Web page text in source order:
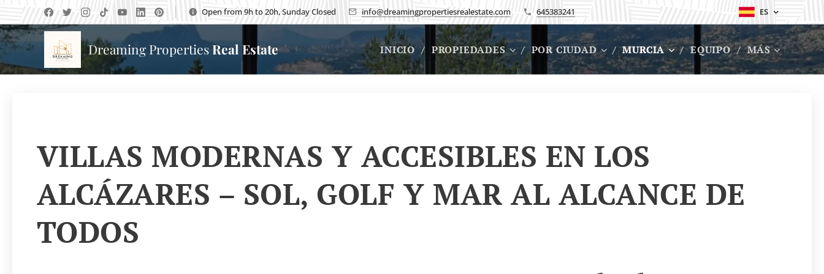
Open from 9h to 20h, Sunday Closed info@dreamingpropertiesrealestate.com 645383241 ES
Dreaming PropertiesReal Estate INICIO PROPIEDADES POR CIUDAD MURCIA EQUIPO MÁS
VILLAS MODERNAS Y ACCESIBLES EN LOS
ALCÁZARES – SOL, GOLF Y MAR AL ALCANCE DE
TODOS